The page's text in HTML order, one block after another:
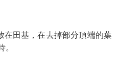
在田基，在去掉部分頂端的葉
。